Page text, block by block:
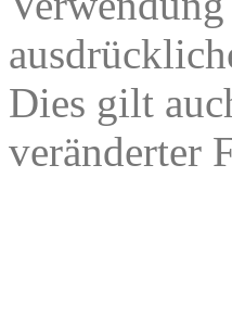
Dies gilt
veränderter